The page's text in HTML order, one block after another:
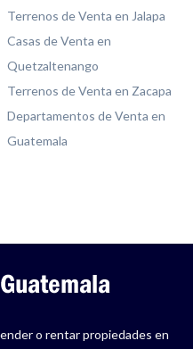
Terrenos de Venta en Jalapa
Casas de Venta en
Quetzaltenango
Terrenos de Venta en Zacapa
Departamentos de Venta en
Guatemala
o rentar propiedades en